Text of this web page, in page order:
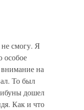
не смогу. Я
особое
на
То был
дошел
Как и что